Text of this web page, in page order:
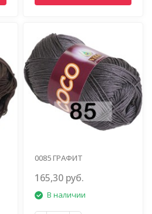
0085 ГРАФИТ
165,30 руб.
В наличии